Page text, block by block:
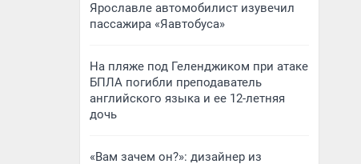
Ярославле автомобилист изувечил
пассажира «Яавтобуса»
На пляже под Геленджиком при атаке
БПЛА погибли преподаватель
английского языка и ее 12-летняя
дочь
«Вам зачем он?»: дизайнер из